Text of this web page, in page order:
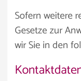
Sofern weitere
Gesetze zur
wir Sie in den